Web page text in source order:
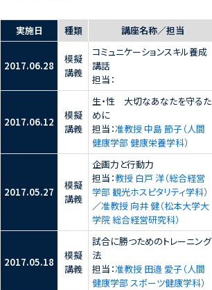
実施日 種類 講座名称／担当
2017.06.28
模擬
講義
コミュニケーションスキル養成
講話
担当：
2017.06.12
模擬
講義
生・性 大切なあなたを守るた
めに
担当：准教授 中島 節子（人間
健康学部 健康栄養学科）
2017.05.27
模擬
講義
企画力と行動力
担当：教授 白戸 洋（総合経営
学部 観光ホスピタリティ学科）
／准教授 向井 健（松本大学大
学院 総合経営研究科）
2017.05.18
模擬
講義
試合に勝つためのトレーニング
法
担当：准教授 田邉 愛子（人間
健康学部 スポーツ健康学科）